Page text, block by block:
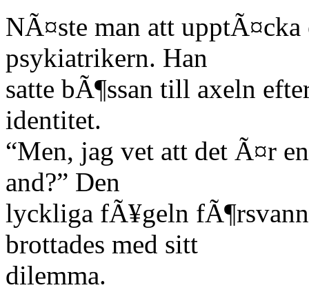
NÃ¤ste man att
psykiatrikern. Han
satte bÃ¶ssan till axeln
identitet.
“Men, jag vet att det Ã¤r
and?” Den
lyckliga fÃ¥geln
brottades med sitt
dilemma.